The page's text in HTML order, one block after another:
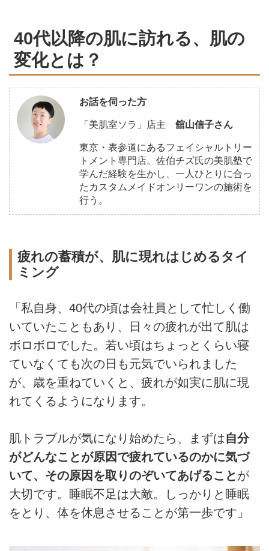
40代以降の肌に訪れる、肌の
変化とは？
お話を伺った方
「美肌室ソラ」店主 舘山信子さん
東京・表参道にあるフェイシャルトリー
トメント専門店。佐伯チズ氏の美肌塾で
学んだ経験を生かし、一人ひとりに合っ
たカスタムメイドオンリーワンの施術を
行う。
疲れの蓄積が、肌に現れはじめるタイ
ミング
「私自身、40代の頃は会社員として忙しく働
いていたこともあり、日々の疲れが出て肌は
ボロボロでした。若い頃はちょっとくらい寝
ていなくても次の日も元気でいられました
が、歳を重ねていくと、疲れが如実に肌に現
れてくるようになります。
肌トラブルが気になり始めたら、まずは自分
がどんなことが原因で疲れているのかに気づ
いて、その原因を取りのぞいてあげることが
大切です。睡眠不足は大敵。しっかりと睡眠
をとり、体を休息させることが第一歩です」